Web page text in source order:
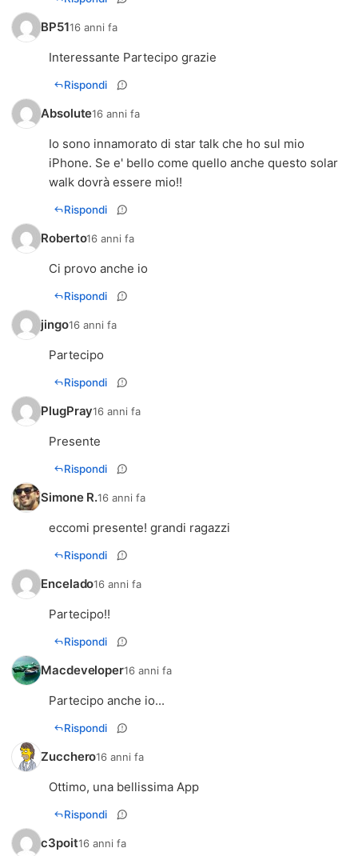
BP5116 anni fa
Interessante Partecipo grazie
Rispondi
Absolute16 anni fa
Io sono innamorato di star talk che ho sul mio
iPhone. Se e' bello come quello anche questo solar
walk dovrà essere mio!!
Rispondi
Roberto16 anni fa
Ci provo anche io
Rispondi
jingo16 anni fa
Partecipo
Rispondi
PlugPray16 anni fa
Presente
Rispondi
Simone R.16 anni fa
eccomi presente! grandi ragazzi
Rispondi
Encelado16 anni fa
Partecipo!!
Rispondi
Macdeveloper16 anni fa
Partecipo anche io...
Rispondi
Zucchero16 anni fa
Ottimo, una bellissima App
Rispondi
c3poit16 anni fa